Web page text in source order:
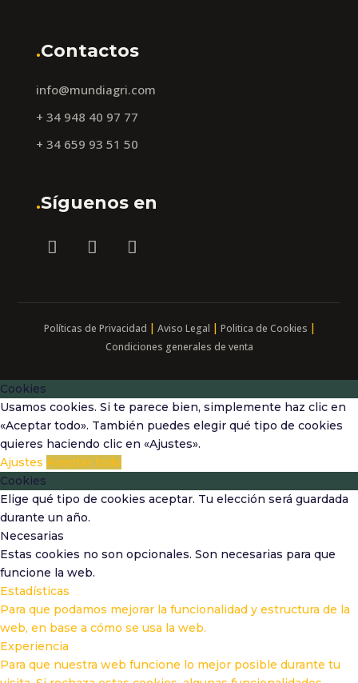
.Contactos
info@mundiagri.com
+ 34 948 40 97 77
+ 34 659 93 51 50
.Síguenos en
Políticas de Privacidad | Aviso Legal | Politica de Cookies |
Condiciones generales de venta
Cookies
Usamos cookies. Si te parece bien, simplemente haz clic en
«Aceptar todo». También puedes elegir qué tipo de cookies
quieres haciendo clic en «Ajustes».
Ajustes Aceptar todo
Cookies
Elige qué tipo de cookies aceptar. Tu elección será guardada
durante un año.
Necesarias
Estas cookies no son opcionales. Son necesarias para que
funcione la web.
Estadísticas
Para que podamos mejorar la funcionalidad y estructura de la
web, en base a cómo se usa la web.
Experiencia
Para que nuestra web funcione lo mejor posible durante tu